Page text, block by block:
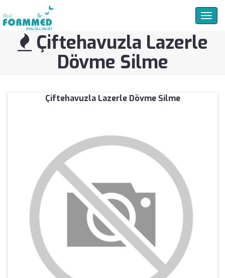
Çiftehavuzla Lazerle
Dövme Silme
Çiftehavuzla Lazerle Dövme Silme